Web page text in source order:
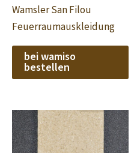
Wamsler San Filou
Feuerraumauskleidung
bei wamiso
bestellen